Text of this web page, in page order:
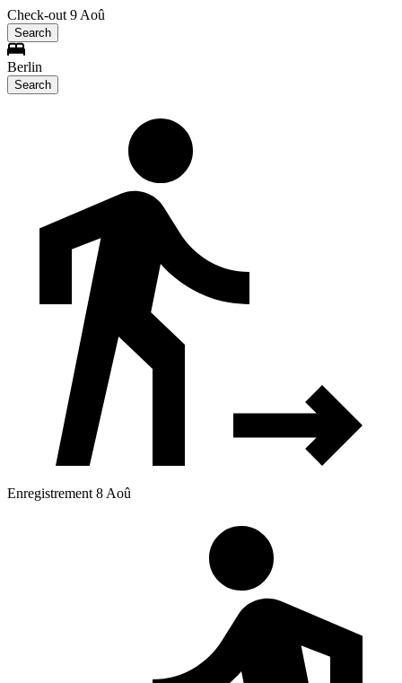
Check-out 9 Aoû
Search
Berlin
Search
Enregistrement 8 Aoû